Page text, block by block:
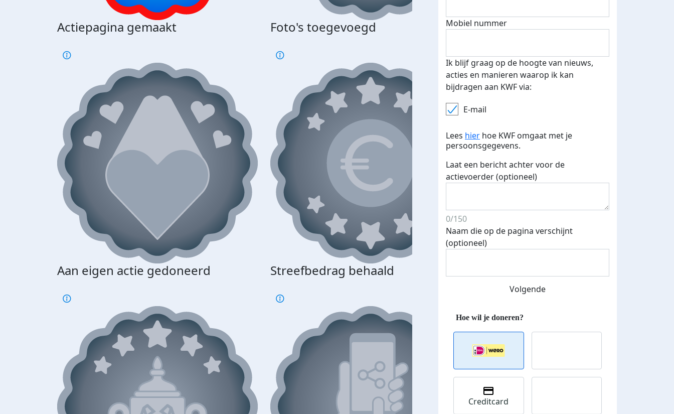
Actiepagina gemaakt Foto's toegevoegd E-mails verstuurd
Aan eigen actie gedoneerd Streefbedrag behaald
€500 euro opgehaald: t-shirt
Mobiel nummer
Ik blijf graag op de hoogte van nieuws,
acties en manieren waarop ik kan
bijdragen aan KWF via:
E-mail
Lees hier hoe KWF omgaat met je
persoonsgegevens.
Laat een bericht achter voor de
actievoerder (optioneel)
0/150
Naam die op de pagina verschijnt
(optioneel)
Volgende
Creditcard